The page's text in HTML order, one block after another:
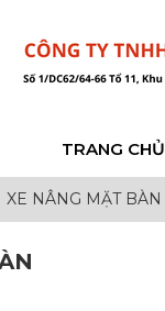
TRANG CHỦ
XE NÂNG MẶT BÀN